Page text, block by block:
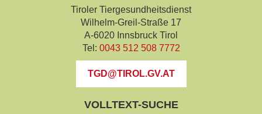
Tiroler Tiergesundheitsdienst
Wilhelm-Greil-Straße 17
A-6020 Innsbruck Tirol
Tel: 0043 512 508 7772
TGD@TIROL.GV.AT
VOLLTEXT-SUCHE